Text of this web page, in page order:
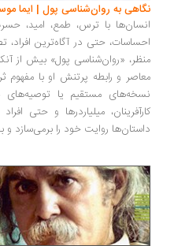
نگاهی به روان‌شناسی پول | ایما
انسان‌ها با ترس، طمع، امید،
احساسات، حتی در آگاه‌ترین
منظر، «روان‌شناسی پول» بیش از
معاصر و رابطه پرتنش او با مفهوم
نسخه‌های مستقیم یا توصیه‌های
کارآفرینان، میلیاردرها و حتی
داستان‌ها روایت خود را برمی‌سازد